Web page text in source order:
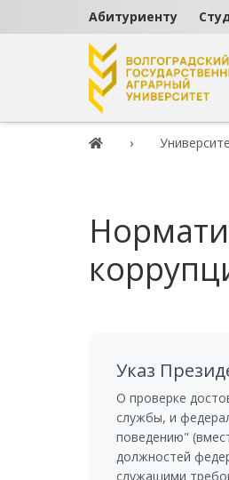
Абитуриенту
Указ
О проверке
службы, и
поведению"
должностей
служащими